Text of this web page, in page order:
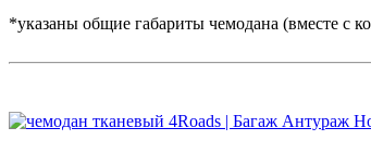
*указаны общие габариты чемодана (вместе с